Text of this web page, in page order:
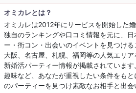
オミカレとは？
オミカレは2012年にサービスを開始した
独自のランキングや口コミ情報を元に、日
ー・街コン・出会いのイベントを見つける
大阪、名古屋、札幌、福岡等の人気エリ
新婚活パーティー情報が掲載されています
趣味など、あなたが重視したい条件をも
のパーティーを見つけ素敵なお相手と出会